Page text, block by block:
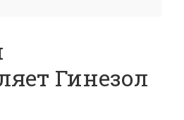
Гинезол